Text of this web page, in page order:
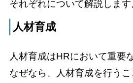
それぞれについて解説します
人材育成
人材育成はHRにおいて重要
なぜなら、人材育成を行う